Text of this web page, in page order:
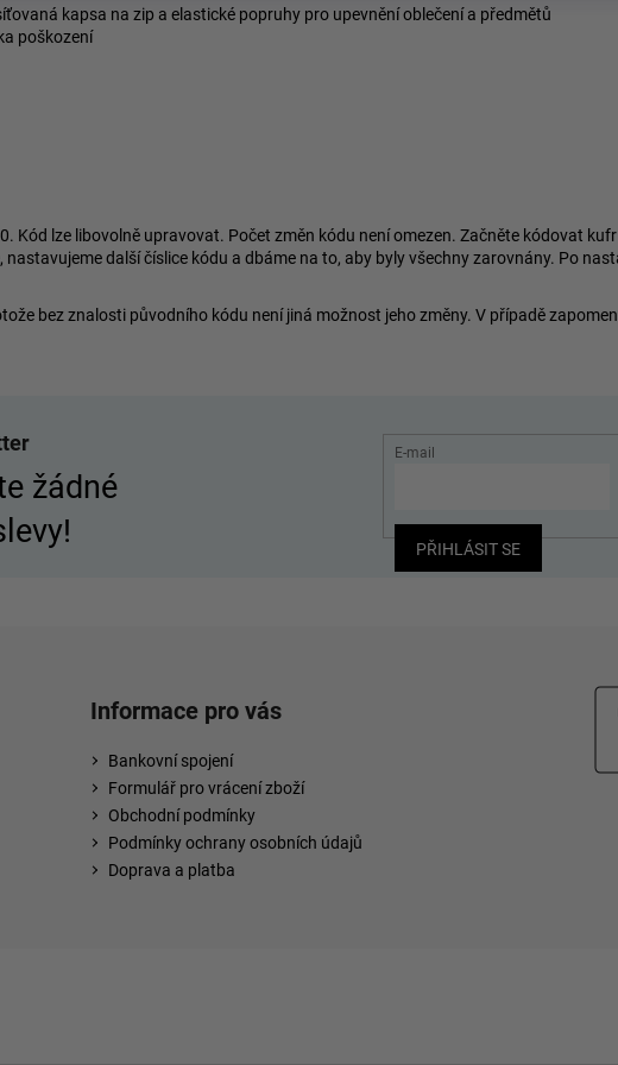
kapsa na zip a elastické popruhy pro upevnění oblečení a předmětů
poškození
Kód lze libovolně upravovat. Počet změn kódu není omezen. Začněte kódovat
další číslice kódu a dbáme na to, aby byly všechny zarovnány. Po
bez znalosti původního kódu není jiná možnost jeho změny. V případě
žádné
E-mail
PŘIHLÁSIT SE
Informace pro vás
Bankovní spojení
Formulář pro vrácení zboží
Obchodní podmínky
Podmínky ochrany osobních údajů
Doprava a platba